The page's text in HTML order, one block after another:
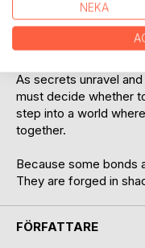
Something ancient has
Something that
As secrets unravel
must decide whether
step into a world
together.
Because some bonds
They are forged in
FÖRFATTARE
NEKA